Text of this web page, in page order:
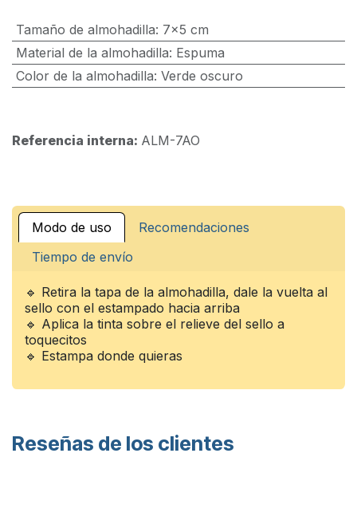
Tamaño de almohadilla: 7x5 cm
Material de la almohadilla: Espuma
Color de la almohadilla: Verde oscuro
Referencia interna: ALM-7AO
Modo de uso
Recomendaciones
Tiempo de envío
🔹 Retira la tapa de la almohadilla, dale la vuelta al
sello con el estampado hacia arriba
🔹 Aplica la tinta sobre el relieve del sello a
toquecitos
🔹 Estampa donde quieras
Reseñas de los clientes